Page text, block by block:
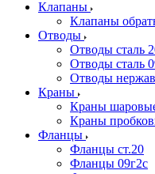
Клапаны
Клапаны
Отводы
Отводы сталь
Отводы сталь
Отводы
Краны
Краны
Краны
Фланцы
Фланцы ст.20
Фланцы 09г2с